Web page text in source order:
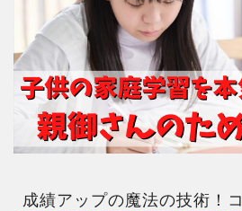
成績アップの魔法の技術！